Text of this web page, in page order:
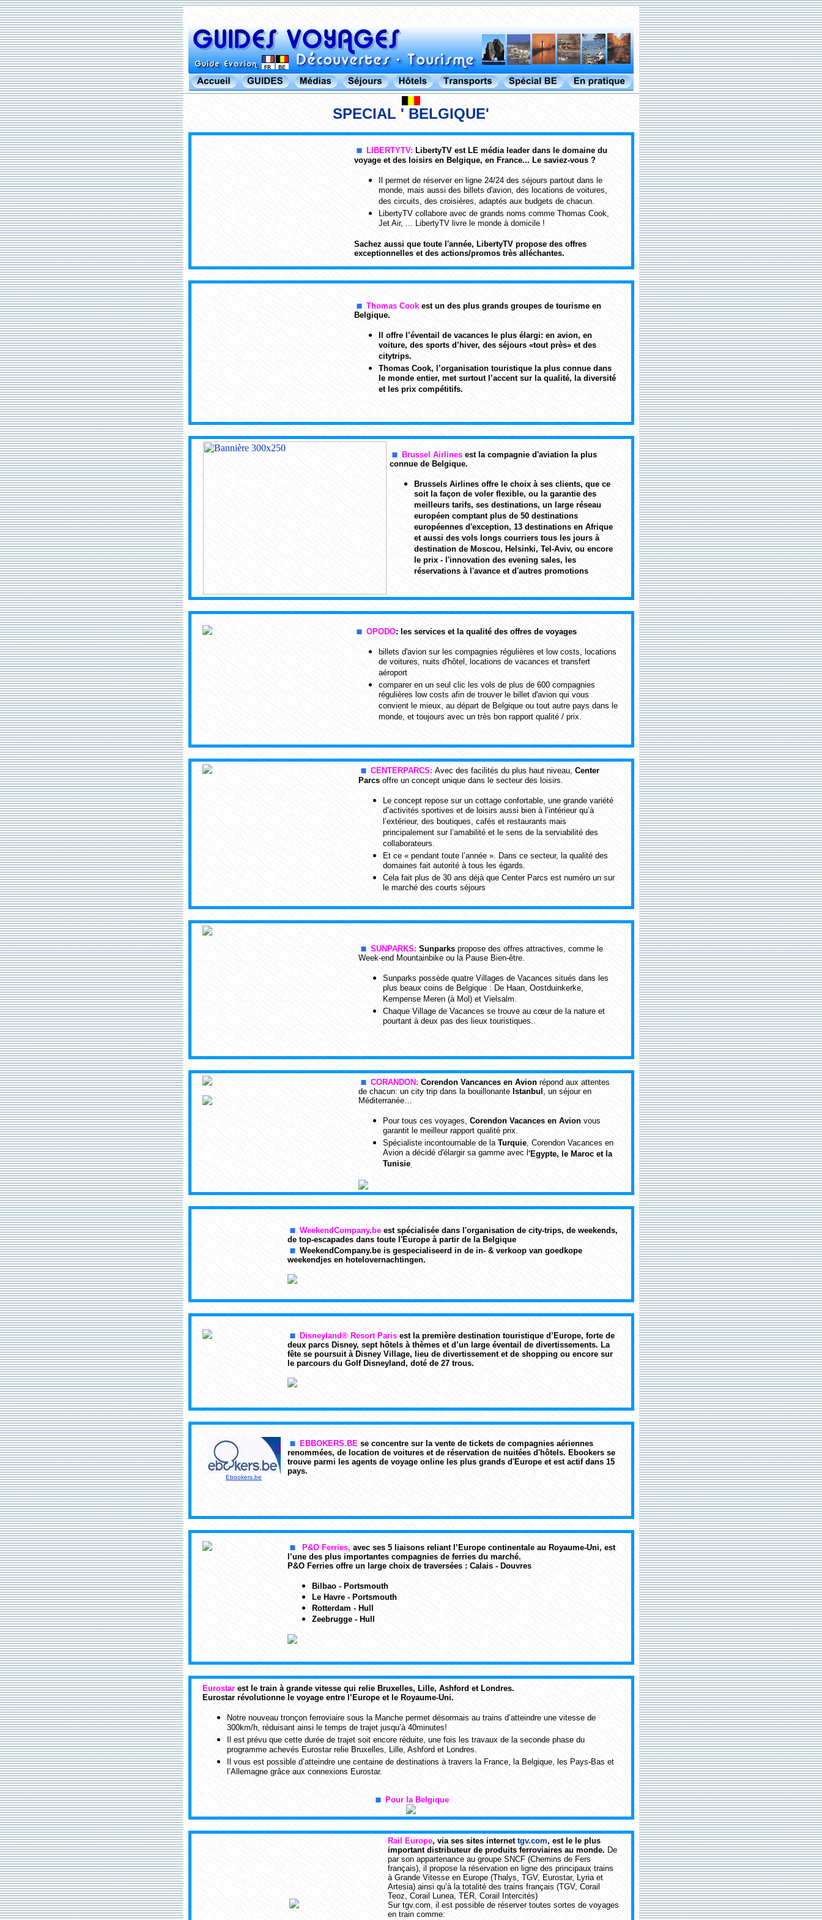
SPECIAL ' BELGIQUE'
LIBERTYTV: LibertyTV est LE média leader dans le domaine du
voyage et des loisirs en Belgique, en France... Le saviez-vous ?
Il permet de réserver en ligne 24/24 des séjours partout dans le
monde, mais aussi des billets d'avion, des locations de voitures,
des circuits, des croisières, adaptés aux budgets de chacun.
LibertyTV collabore avec de grands noms comme Thomas Cook,
Jet Air, ... LibertyTV livre le monde à domicile !
Sachez aussi que toute l'année, LibertyTV propose des offres
exceptionnelles et des actions/promos très alléchantes.
Thomas Cook est un des plus grands groupes de tourisme en
Belgique.
Il offre l’éventail de vacances le plus élargi: en avion, en
voiture, des sports d’hiver, des séjours «tout près» et des
citytrips.
Thomas Cook, l’organisation touristique la plus connue dans
le monde entier, met surtout l’accent sur la qualité, la diversité
et les prix compétitifs.
Brussel Airlines est la compagnie d'aviation la plus
connue de Belgique.
Brussels Airlines offre le choix à ses clients, que ce
soit la façon de voler flexible, ou la garantie des
meilleurs tarifs, ses destinations, un large réseau
européen comptant plus de 50 destinations
européennes d'exception, 13 destinations en Afrique
et aussi des vols longs courriers tous les jours à
destination de Moscou, Helsinki, Tel-Aviv, ou encore
le prix - l'innovation des evening sales, les
réservations à l'avance et d'autres promotions
OPODO: les services et la qualité des offres de voyages
billets d'avion sur les compagnies régulières et low costs, locations
de voitures, nuits d'hôtel, locations de vacances et transfert
aéroport
comparer en un seul clic les vols de plus de 600 compagnies
régulières low costs afin de trouver le billet d'avion qui vous
convient le mieux, au départ de Belgique ou tout autre pays dans le
monde, et toujours avec un très bon rapport qualité / prix.
CENTERPARCS: Avec des facilités du plus haut niveau, Center
Parcs offre un concept unique dans le secteur des loisirs.
Le concept repose sur un cottage confortable, une grande variété
d’activités sportives et de loisirs aussi bien à l’intérieur qu’à
l’extérieur, des boutiques, cafés et restaurants mais
principalement sur l’amabilité et le sens de la serviabilité des
collaborateurs.
Et ce « pendant toute l’année ». Dans ce secteur, la qualité des
domaines fait autorité à tous les égards.
Cela fait plus de 30 ans déjà que Center Parcs est numéro un sur
le marché des courts séjours
SUNPARKS: Sunparks propose des offres attractives, comme le
Week-end Mountainbike ou la Pause Bien-être.
Sunparks possède quatre Villages de Vacances situés dans les
plus beaux coins de Belgique : De Haan, Oostduinkerke,
Kempense Meren (à Mol) et Vielsalm.
Chaque Village de Vacances se trouve au cœur de la nature et
pourtant à deux pas des lieux touristiques..
CORANDON: Corendon Vancances en Avion répond aux attentes
de chacun: un city trip dans la bouillonante Istanbul , un séjour en
Méditerranée…
Pour tous ces voyages, Corendon Vacances en Avion vous
garantit le meilleur rapport qualité prix.
Spécialiste incontournable de la Turquie, Corendon Vacances en
Avion a décidé d'élargir sa gamme avec l'Egypte, le Maroc et la
Tunisie.
WeekendCompany.be est spécialisée dans l'organisation de city-trips, de weekends,
de top-escapades dans toute l'Europe à partir de la Belgique
WeekendCompany.be is gespecialiseerd in de in- & verkoop van goedkope
weekendjes en hotelovernachtingen.
Disneyland® Resort Paris est la première destination touristique d’Europe, forte de
deux parcs Disney, sept hôtels à thèmes et d’un large éventail de divertissements. La
fête se poursuit à Disney Village, lieu de divertissement et de shopping ou encore sur
le parcours du Golf Disneyland, doté de 27 trous.
Ebookers.be
EBBOKERS.BE se concentre sur la vente de tickets de compagnies aériennes
renommées, de location de voitures et de réservation de nuitées d'hôtels. Ebookers se
trouve parmi les agents de voyage online les plus grands d'Europe et est actif dans 15
pays.
P&O Ferries, avec ses 5 liaisons reliant l’Europe continentale au Royaume-Uni, est
l’une des plus importantes compagnies de ferries du marché.
P&O Ferries offre un large choix de traversées : Calais - Douvres
Bilbao - Portsmouth
Le Havre - Portsmouth
Rotterdam - Hull
Zeebrugge - Hull
Eurostar est le train à grande vitesse qui relie Bruxelles, Lille, Ashford et Londres.
Eurostar révolutionne le voyage entre l’Europe et le Royaume-Uni.
Notre nouveau tronçon ferroviaire sous la Manche permet désormais au trains d’atteindre une vitesse de
300km/h, réduisant ainsi le temps de trajet jusqu’à 40minutes!
Il est prévu que cette durée de trajet soit encore réduite, une fois les travaux de la seconde phase du
programme achevés Eurostar relie Bruxelles, Lille, Ashford et Londres.
Il vous est possible d’atteindre une centaine de destinations à travers la France, la Belgique, les Pays-Bas et
l’Allemagne grâce aux connexions Eurostar.
Pour la Belgique
Rail Europe, via ses sites internet tgv.com, est le le plus
important distributeur de produits ferroviaires au monde. De
par son appartenance au groupe SNCF (Chemins de Fers
français), il propose la réservation en ligne des principaux trains
à Grande Vitesse en Europe (Thalys, TGV, Eurostar, Lyria et
Artesia) ainsi qu’à la totalité des trains français (TGV, Corail
Teoz, Corail Lunea, TER, Corail Intercités)
Sur tgv.com, il est possible de réserver toutes sortes de voyages
en train comme: